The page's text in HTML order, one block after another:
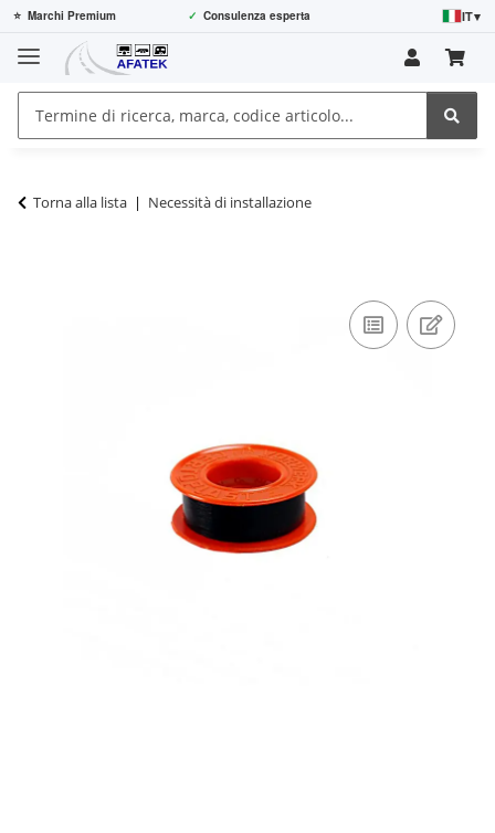
⭐ Marchi Premium ✓ Consulenza esperta IT▾
Torna alla lista Necessità di installazione